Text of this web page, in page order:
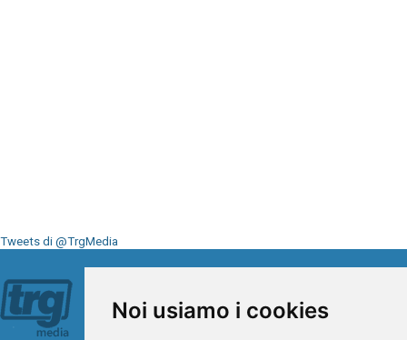
Noi usiamo i cookies
Tweets di @TrgMedia